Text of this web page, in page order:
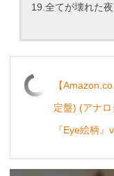
19.全てが壊れた夜
【
定盤) (アナ
『Eye絵柄